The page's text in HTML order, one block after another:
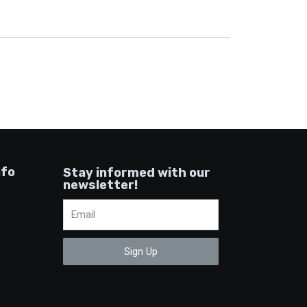
Stay informed with our
newsletter!
Sign Up